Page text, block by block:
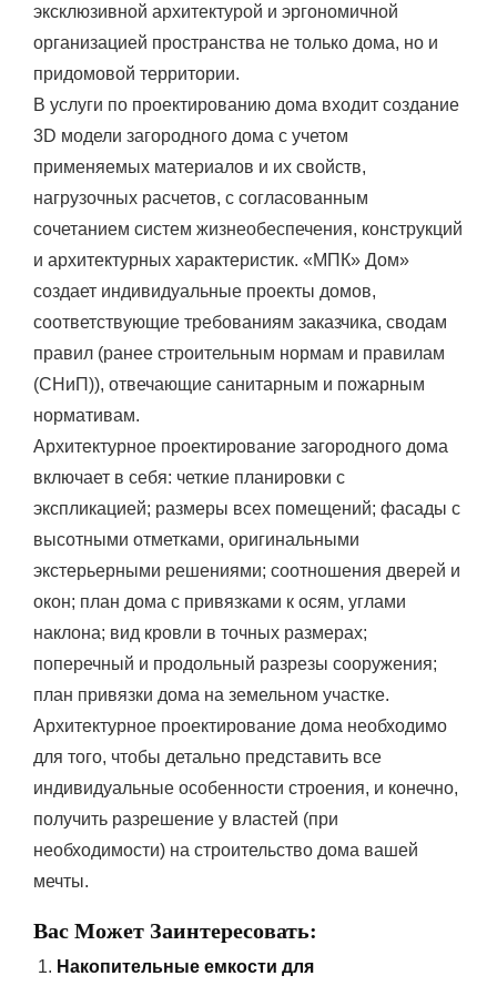
эксклюзивной архитектурой и эргономичной
организацией пространства не только дома, но и
придомовой территории.
В услуги по проектированию дома входит создание
3D модели загородного дома с учетом
применяемых материалов и их свойств,
нагрузочных расчетов, с согласованным
сочетанием систем жизнеобеспечения, конструкций
и архитектурных характеристик. «МПК» Дом»
создает индивидуальные проекты домов,
соответствующие требованиям заказчика, сводам
правил (ранее строительным нормам и правилам
(СНиП)), отвечающие санитарным и пожарным
нормативам.
Архитектурное проектирование загородного дома
включает в себя: четкие планировки с
экспликацией; размеры всех помещений; фасады с
высотными отметками, оригинальными
экстерьерными решениями; соотношения дверей и
окон; план дома с привязками к осям, углами
наклона; вид кровли в точных размерах;
поперечный и продольный разрезы сооружения;
план привязки дома на земельном участке.
Архитектурное проектирование дома необходимо
для того, чтобы детально представить все
индивидуальные особенности строения, и конечно,
получить разрешение у властей (при
необходимости) на строительство дома вашей
мечты.
Вас Может Заинтересовать:
Накопительные емкости для